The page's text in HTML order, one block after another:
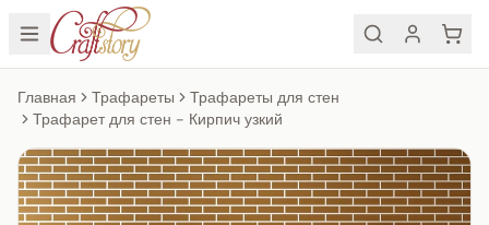
Главная Трафареты
Трафареты для стен
Трафарет для стен - Кирпич узкий